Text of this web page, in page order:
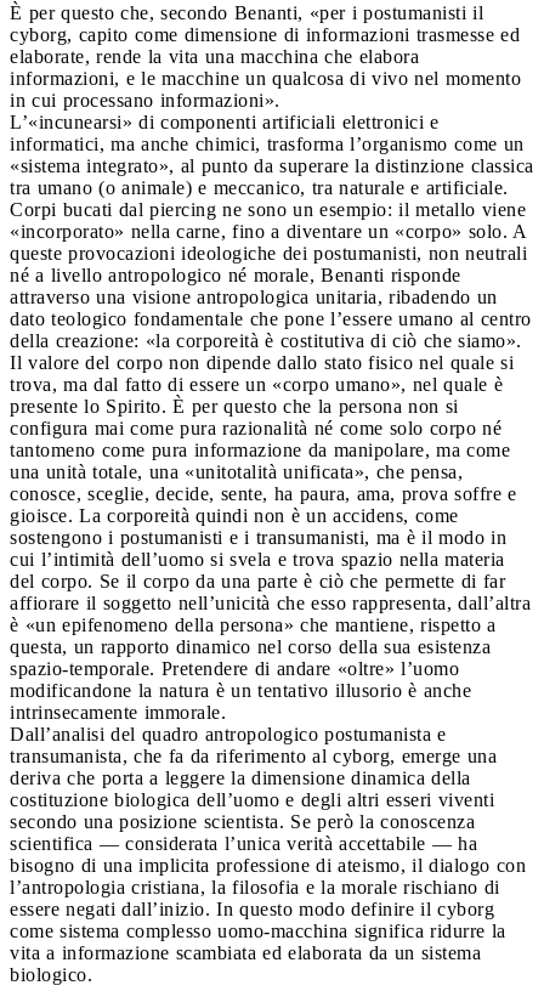
È per questo che, secondo Benanti, «per i postumanisti il
cyborg, capito come dimensione di informazioni trasmesse ed
elaborate, rende la vita una macchina che elabora
informazioni, e le macchine un qualcosa di vivo nel momento
in cui processano informazioni».
L’«incunearsi» di componenti artificiali elettronici e
informatici, ma anche chimici, trasforma l’organismo come un
«sistema integrato», al punto da superare la distinzione classica
tra umano (o animale) e meccanico, tra naturale e artificiale.
Corpi bucati dal piercing ne sono un esempio: il metallo viene
«incorporato» nella carne, fino a diventare un «corpo» solo. A
queste provocazioni ideologiche dei postumanisti, non neutrali
né a livello antropologico né morale, Benanti risponde
attraverso una visione antropologica unitaria, ribadendo un
dato teologico fondamentale che pone l’essere umano al centro
della creazione: «la corporeità è costitutiva di ciò che siamo».
Il valore del corpo non dipende dallo stato fisico nel quale si
trova, ma dal fatto di essere un «corpo umano», nel quale è
presente lo Spirito. È per questo che la persona non si
configura mai come pura razionalità né come solo corpo né
tantomeno come pura informazione da manipolare, ma come
una unità totale, una «unitotalità unificata», che pensa,
conosce, sceglie, decide, sente, ha paura, ama, prova soffre e
gioisce. La corporeità quindi non è un accidens, come
sostengono i postumanisti e i transumanisti, ma è il modo in
cui l’intimità dell’uomo si svela e trova spazio nella materia
del corpo. Se il corpo da una parte è ciò che permette di far
affiorare il soggetto nell’unicità che esso rappresenta, dall’altra
è «un epifenomeno della persona» che mantiene, rispetto a
questa, un rapporto dinamico nel corso della sua esistenza
spazio-temporale. Pretendere di andare «oltre» l’uomo
modificandone la natura è un tentativo illusorio è anche
intrinsecamente immorale.
Dall’analisi del quadro antropologico postumanista e
transumanista, che fa da riferimento al cyborg, emerge una
deriva che porta a leggere la dimensione dinamica della
costituzione biologica dell’uomo e degli altri esseri viventi
secondo una posizione scientista. Se però la conoscenza
scientifica — considerata l’unica verità accettabile — ha
bisogno di una implicita professione di ateismo, il dialogo con
l’antropologia cristiana, la filosofia e la morale rischiano di
essere negati dall’inizio. In questo modo definire il cyborg
come sistema complesso uomo-macchina significa ridurre la
vita a informazione scambiata ed elaborata da un sistema
biologico.